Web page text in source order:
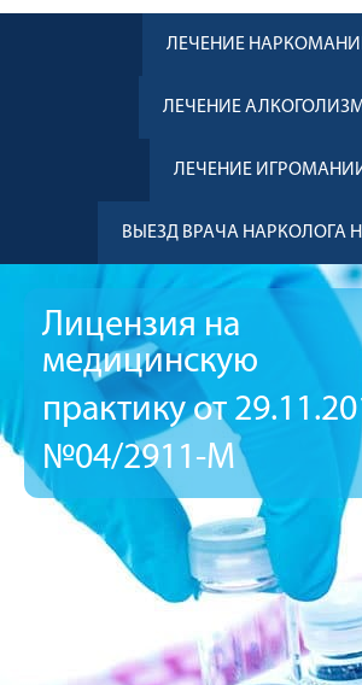
ЛЕЧЕНИЕ
ЛЕЧЕНИЕ
ЛЕЧЕНИЕ
ВЫЕЗД ВРАЧА НАРКОЛОГА
Лицензия на
медицинскую
практику от
№04/2911-М